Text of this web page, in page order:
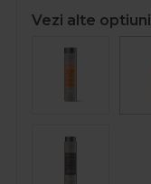
Vezi alte optiuni